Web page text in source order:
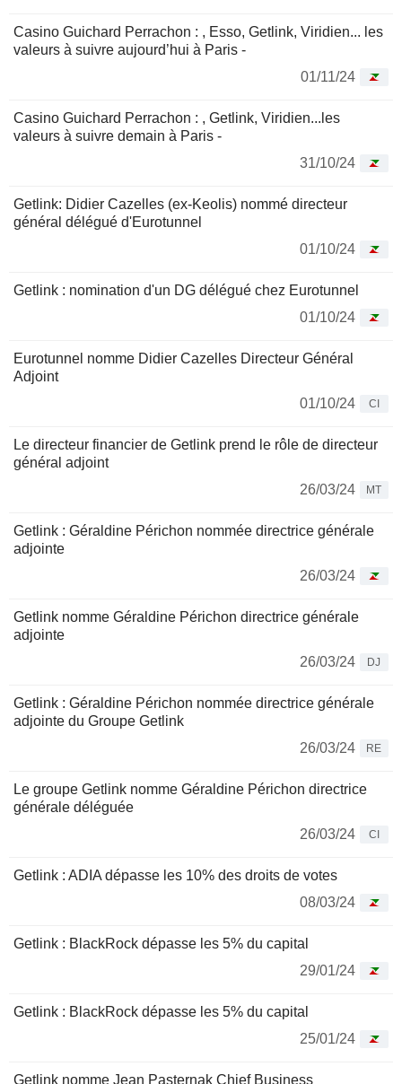
Casino Guichard Perrachon : , Esso, Getlink, Viridien... les
valeurs à suivre aujourd’hui à Paris -
01/11/24
Casino Guichard Perrachon : , Getlink, Viridien...les
valeurs à suivre demain à Paris -
31/10/24
Getlink: Didier Cazelles (ex-Keolis) nommé directeur
général délégué d'Eurotunnel
01/10/24
Getlink : nomination d'un DG délégué chez Eurotunnel
01/10/24
Eurotunnel nomme Didier Cazelles Directeur Général
Adjoint
01/10/24
CI
Le directeur financier de Getlink prend le rôle de directeur
général adjoint
26/03/24
MT
Getlink : Géraldine Périchon nommée directrice générale
adjointe
26/03/24
Getlink nomme Géraldine Périchon directrice générale
adjointe
26/03/24
DJ
Getlink : Géraldine Périchon nommée directrice générale
adjointe du Groupe Getlink
26/03/24
RE
Le groupe Getlink nomme Géraldine Périchon directrice
générale déléguée
26/03/24
CI
Getlink : ADIA dépasse les 10% des droits de votes
08/03/24
Getlink : BlackRock dépasse les 5% du capital
29/01/24
Getlink : BlackRock dépasse les 5% du capital
25/01/24
Getlink nomme Jean Pasternak Chief Business